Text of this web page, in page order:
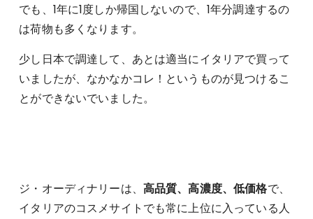
でも、1年に1度しか帰国しないので、1年分調達するの
は荷物も多くなります。
少し日本で調達して、あとは適当にイタリアで買って
いましたが、なかなかコレ！というものが見つけるこ
とができないでいました。
ジ・オーディナリーは、 高品質、高濃度、低価格で、
イタリアのコスメサイトでも常に上位に入っている人